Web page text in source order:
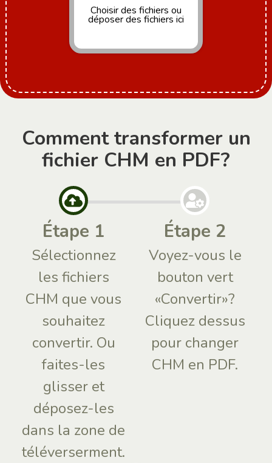
Choisir des fichiers ou
déposer des fichiers ici
Comment transformer un
fichier CHM en PDF?
Étape 1
Sélectionnez
les fichiers
CHM que vous
souhaitez
convertir. Ou
faites-les
glisser et
déposez-les
dans la zone de
téléverserment.
Étape 2
Voyez-vous le
bouton vert
«Convertir»?
Cliquez dessus
pour changer
CHM en PDF.